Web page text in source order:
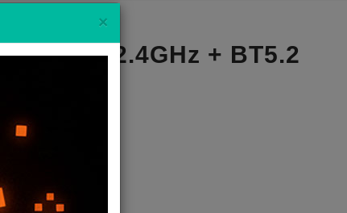
WK310 2.4GHz + BT5.2
×